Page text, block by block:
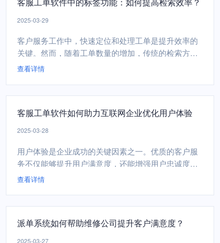
标记工单的关键词或短语。通过为工单添加标签，企
业可以实现以下目标...
2025-03-29
客户服务工作中，快速定位和处理工单是提升效率的
关键。然而，随着工单数量的增加，传统的检索方式
往往效率低下，难以满足现代企业的需求。客服工单
标记工单的关键词或短语。通过为工单添加标签，企
业可以实现以下目标...
查看详情
客服工单软件如何助力互联网企业优化用户体验
2025-03-28
用户体验是企业成功的关键因素之一。优质的客户服
务不仅能够提升用户满意度，还能增强用户忠诚度，
进而推动企业的持续发展。客服工单软件作为一种高
一步。通过减少不必要的字段、提供清晰的指导说明
以及采用智能表单技...
查看详情
派单系统如何帮助维修公司提升客户满意度？
2025-03-27